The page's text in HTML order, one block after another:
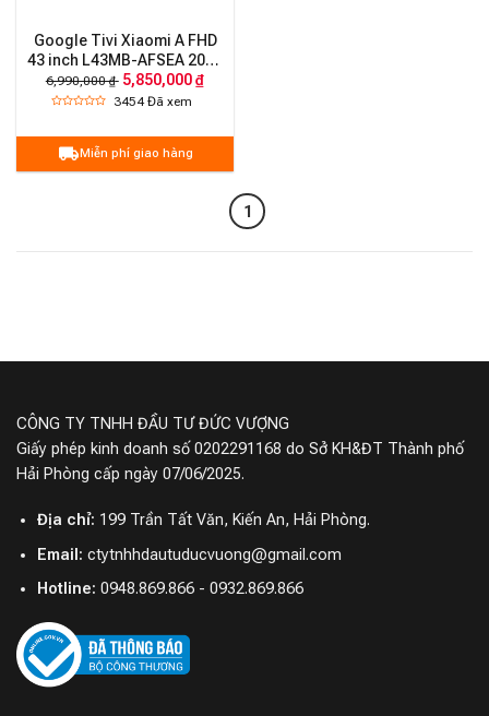
Google Tivi Xiaomi A FHD
43 inch L43MB-AFSEA 2026
(Bản Quốc tế)
6,990,000 ₫ 5,850,000 ₫
3454Đã xem
Miễn phí giao hàng
1
CÔNG TY TNHH ĐẦU TƯ ĐỨC VƯỢNG
Giấy phép kinh doanh số 0202291168 do Sở KH&ĐT Thành phố
Hải Phòng cấp ngày 07/06/2025.
Địa chỉ: 199 Trần Tất Văn, Kiến An, Hải Phòng.
Email: ctytnhhdautuducvuong@gmail.com
Hotline: 0948.869.866 - 0932.869.866